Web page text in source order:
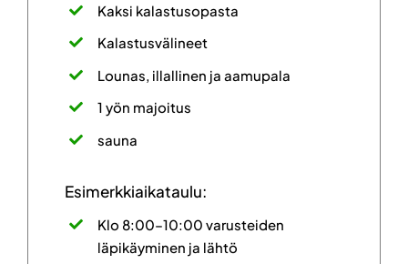
Kaksi kalastusopasta
Kalastusvälineet
Lounas, illallinen ja aamupala
1 yön majoitus
sauna
Esimerkkiaikataulu:
Klo 8:00–10:00 varusteiden
läpikäyminen ja lähtö